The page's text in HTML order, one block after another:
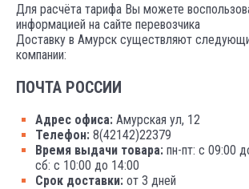
Для расчёта тарифа Вы можете
информацией на сайте перевозчика
Доставку в Амурск существляют
компании:
ПОЧТА РОССИИ
Адрес офиса: Амурская ул, 12
Телефон: 8(42142)22379
Время выдачи товара: пн-пт: с 09:00
сб: с 10:00 до 14:00
Срок доставки: от 3 дней